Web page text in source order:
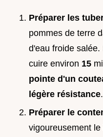
Préparer les
pommes de terre
d'eau froide
cuire environ 15
pointe d'un
légère résistance.
Préparer le
vigoureusement